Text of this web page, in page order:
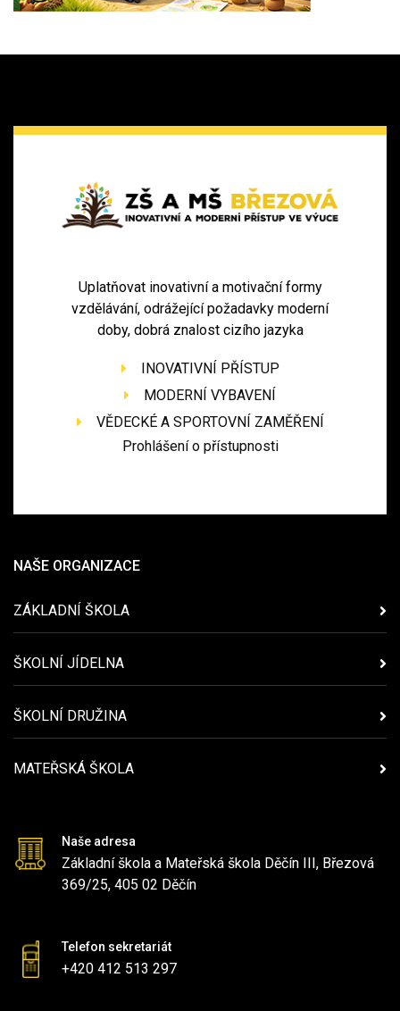
NAŠE ORGANIZACE
ZÁKLADNÍ ŠKOLA
ŠKOLNÍ JÍDELNA
ŠKOLNÍ DRUŽINA
MATEŘSKÁ ŠKOLA
Uplatňovat inovativní a motivační formy
vzdělávání, odrážející požadavky moderní
doby, dobrá znalost cizího jazyka
INOVATIVNÍ PŘÍSTUP
MODERNÍ VYBAVENÍ
VĚDECKÉ A SPORTOVNÍ ZAMĚŘENÍ
Prohlášení o přístupnosti
Naše adresa
Základní škola a Mateřská škola Děčín III, Březová
369/25, 405 02 Děčín
Telefon sekretariát
+420 412 513 297